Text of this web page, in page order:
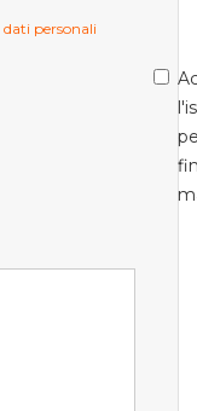
personali